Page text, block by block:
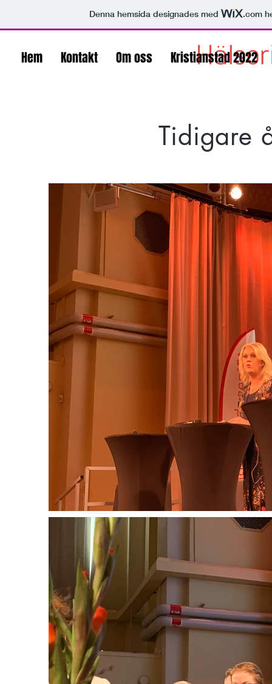
Denna hemsida designades med .com
Hem Kontakt Om oss Kristianstad 2022
Tidigare